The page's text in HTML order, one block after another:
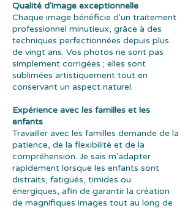
Qualité d'image exceptionnelle​
Chaque image bénéficie d'un traitement
professionnel minutieux, grâce à des
techniques perfectionnées depuis plus
de vingt ans. Vos photos ne sont pas
simplement corrigées ; elles sont
sublimées artistiquement tout en
conservant un aspect naturel.
Expérience avec les familles et les
enfants
Travailler avec les familles demande de la
patience, de la flexibilité et de la
compréhension. Je sais m'adapter
rapidement lorsque les enfants sont
distraits, fatigués, timides ou
énergiques, afin de garantir la création
de magnifiques images tout au long de